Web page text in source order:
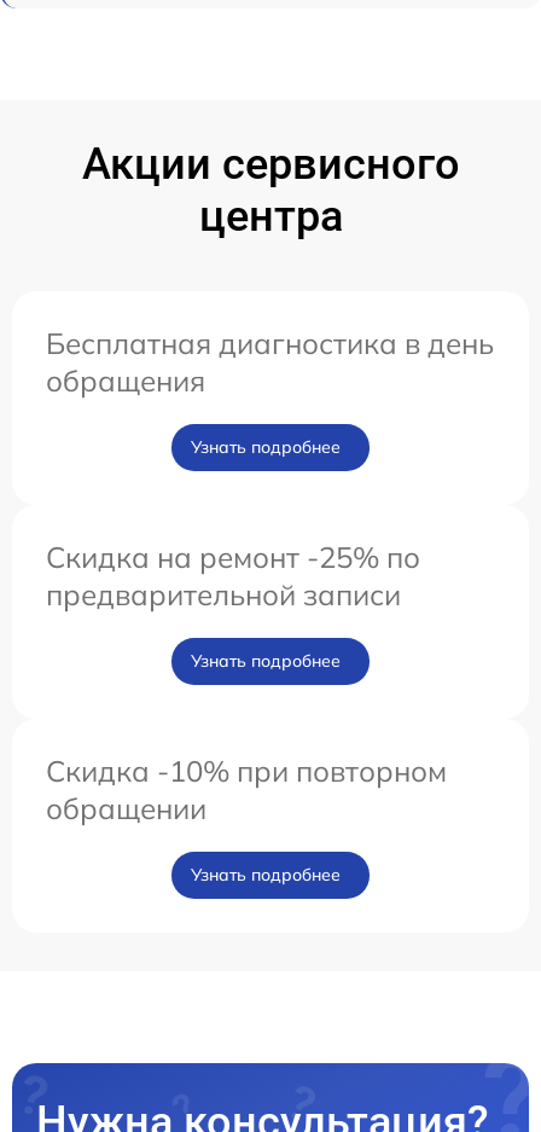
Акции сервисного
центра
Бесплатная диагностика в день
обращения
Узнать подробнее
Скидка на ремонт -25% по
предварительной записи
Узнать подробнее
Скидка -10% при повторном
обращении
Узнать подробнее